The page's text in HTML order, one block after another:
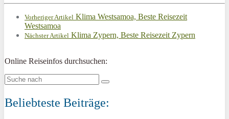
Vorheriger Artikel Klima Westsamoa, Beste Reisezeit
Westsamoa
Nächster Artikel Klima Zypern, Beste Reisezeit Zypern
Online Reiseinfos durchsuchen:
Beliebteste Beiträge: